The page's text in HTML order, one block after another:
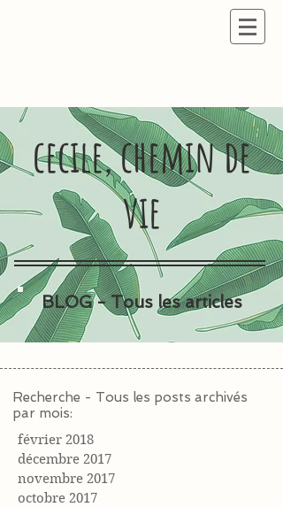
cecile, chemin de
vie
BLOG - Tous les articles
Recherche - Tous les posts archivés
par mois:
février 2018
décembre 2017
novembre 2017
octobre 2017